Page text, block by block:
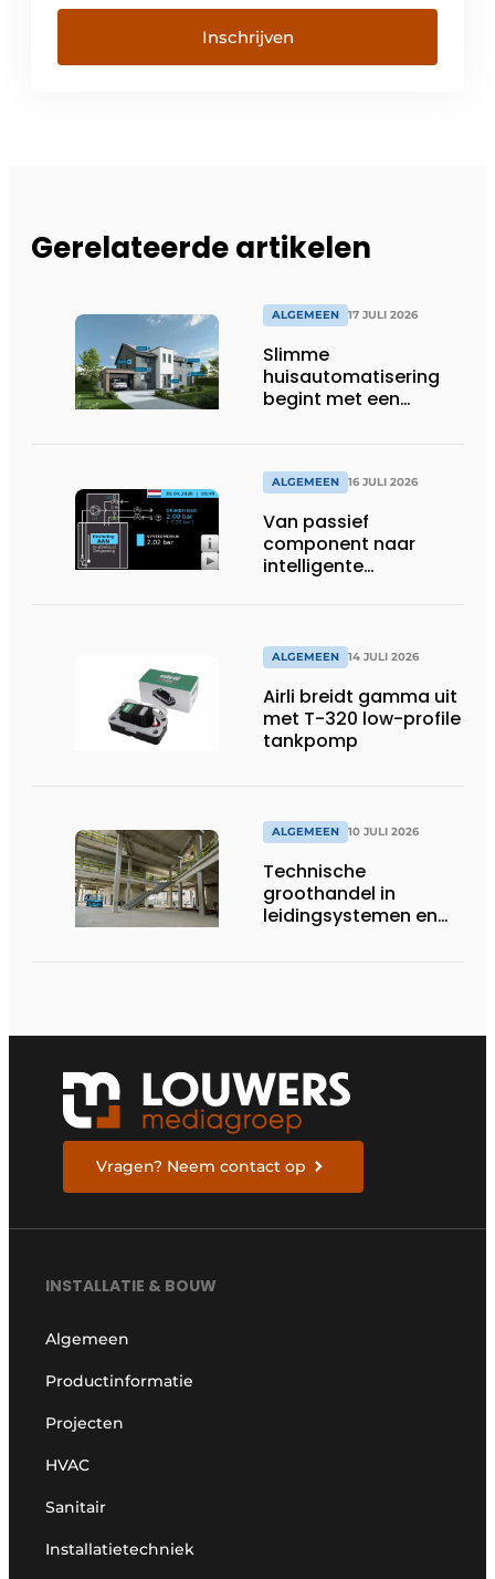
Inschrijven
Gerelateerde artikelen
ALGEMEEN 17 JULI 2026
Slimme
huisautomatisering
begint met een
ALGEMEEN 16 JULI 2026
Van passief
component naar
intelligente
systemen
ALGEMEEN 14 JULI 2026
Airli breidt gamma uit
met T-320 low-profile
tankpomp
ALGEMEEN 10 JULI 2026
Technische
groothandel in
leidingsystemen en
Vragen? Neem contact op
INSTALLATIE & BOUW
Algemeen
Productinformatie
Projecten
HVAC
Sanitair
Installatietechniek